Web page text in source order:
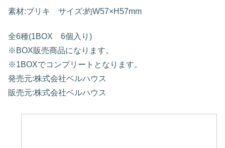
素材:ブリキ サイズ:約W57×H57mm
全6種(1BOX 6個入り)
※BOX販売商品になります。
※1BOXでコンプリートとなります。
発売元:株式会社ベルハウス
販売元:株式会社ベルハウス